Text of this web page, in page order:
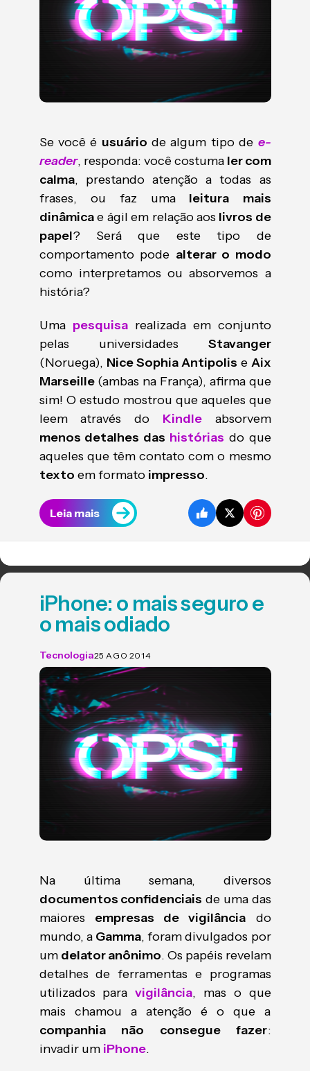
Se você é usuário de algum tipo de e-
reader, responda: você costuma ler com
calma, prestando atenção a todas as
frases, ou faz uma leitura mais
dinâmicae ágil em relação aos livros de
papel? Será que este tipo de
comportamento pode alterar o modo
como interpretamos ou absorvemos a
história?
Uma pesquisarealizada em conjunto
pelas universidades Stavanger
(Noruega), Nice Sophia Antipolis e Aix
Marseille(ambas na França), afirma que
sim! O estudo mostrou que aqueles que
leem através do Kindleabsorvem
menos detalhes das histórias do que
aqueles que têm contato com o mesmo
texto em formato impresso.
Leia mais
iPhone: o mais seguro e
o mais odiado
Tecnologia25 AGO 2014
Na última semana, diversos
documentos confidenciais de uma das
maiores empresas de vigilância do
mundo, a Gamma, foram divulgados por
um delator anônimo. Os papéis revelam
detalhes de ferramentas e programas
utilizados paravigilância, mas o que
mais chamou a atenção é o que a
companhia não consegue fazer:
invadir um iPhone.